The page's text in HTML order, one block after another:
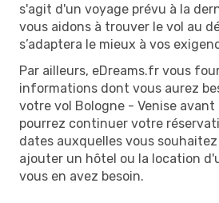
s'agit d'un voyage prévu à la
vous aidons à trouver le vol au
s’adaptera le mieux à vos
Par ailleurs, eDreams.fr vous
informations dont vous aurez
votre vol Bologne - Venise avant
pourrez continuer votre
dates auxquelles vous
ajouter un hôtel ou la location
vous en avez besoin.